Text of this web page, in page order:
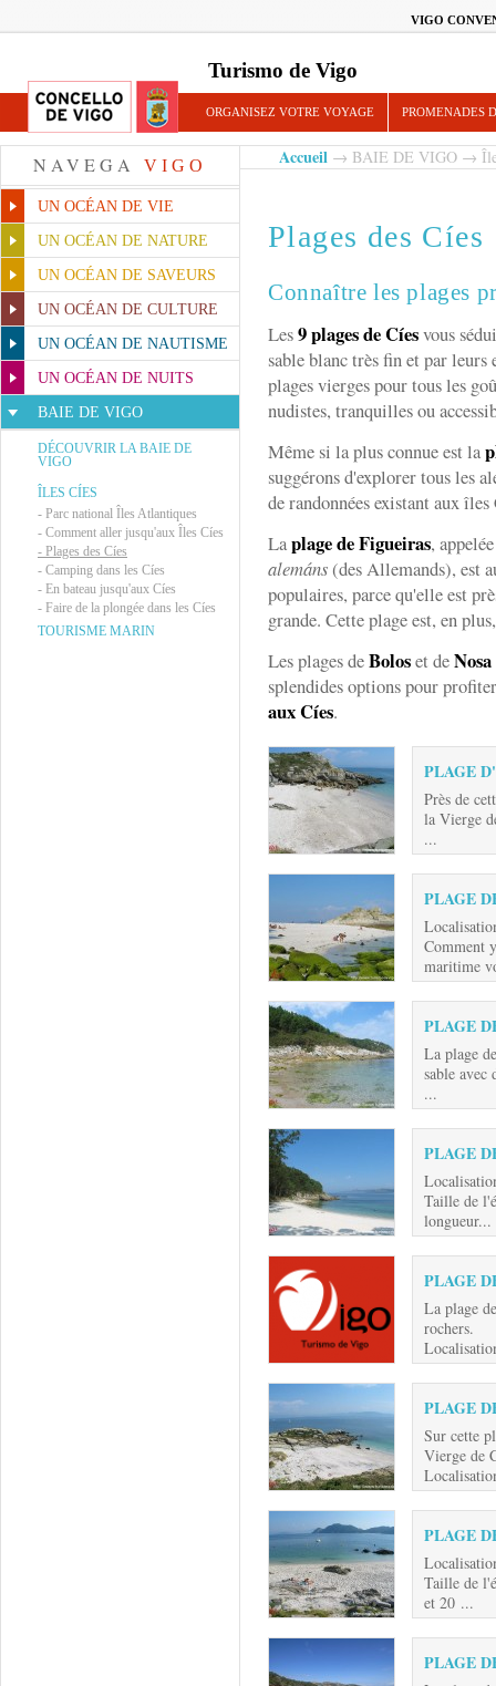
VIGO
Turismo de Vigo
ORGANISEZ VOTRE VOYAGE PROMENADES
NAVEGA VIGO
UN OCÉAN DE VIE
UN OCÉAN DE NATURE
UN OCÉAN DE SAVEURS
UN OCÉAN DE CULTURE
UN OCÉAN DE NAUTISME
UN OCÉAN DE NUITS
BAIE DE VIGO
DÉCOUVRIR LA BAIE DE
VIGO
ÎLES CÍES
- Parc national Îles Atlantiques
- Comment aller jusqu'aux Îles Cíes
- Plages des Cíes
- Camping dans les Cíes
- En bateau jusqu'aux Cíes
- Faire de la plongée dans les Cíes
TOURISME MARIN
Accueil → BAIE DE VIGO →
Plages des Cíes
Connaître les plages
Les9 plages de Cíesvous
sable blanc très fin et par
plages vierges pour tous les
nudistes, tranquilles ou
Même si la plus connue est la
suggérons d'explorer tous les
de randonnées existant aux îles
Laplage de Figueiras,
alemáns(des Allemands), est
populaires, parce qu'elle est
grande. Cette plage est, en
Les plages deBoloset de
splendides options pour
aux Cíes.
PLAGE
Près de
la Vierge
...
PLAGE
Comment
maritime
PLAGE
La plage
sable avec
...
PLAGE
Taille de
longueur...
PLAGE
La plage
rochers.
PLAGE
Sur cette
Vierge de
PLAGE
Taille de
et 20 ...
PLAGE